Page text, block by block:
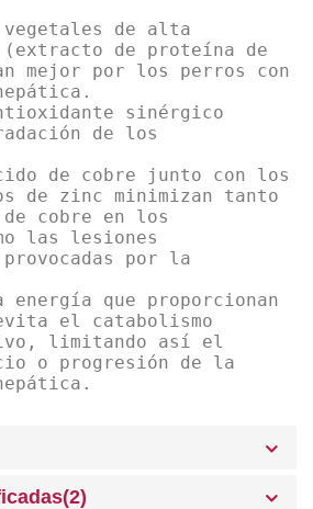
de alta
de proteína de
mejor por los perros con
sinérgico
de los
de cobre junto con los
de zinc minimizan tanto
cobre en los
las lesiones
por la
energía que proporcionan
el catabolismo
limitando así el
o progresión de la